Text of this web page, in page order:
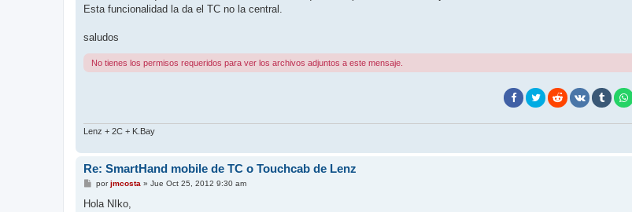
Esta funcionalidad la da el TC no la central.
saludos
No tienes los permisos requeridos para ver los archivos adjuntos a este mensaje.
Lenz + 2C + K.Bay
Re: SmartHand mobile de TC o Touchcab de Lenz
M
n
porjmcosta» Jue Oct 25, 2012 9:30 am
Hola NIko,